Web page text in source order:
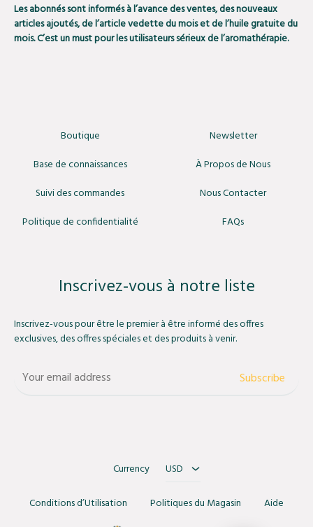
Les abonnés sont informés à l’avance des ventes, des nouveaux
articles ajoutés, de l’article vedette du mois et de l’huile gratuite du
mois. C’est un must pour les utilisateurs sérieux de l’aromathérapie.
Boutique
Base de connaissances
Suivi des commandes
Politique de confidentialité
Newsletter
À Propos de Nous
Nous Contacter
FAQs
Inscrivez-vous à notre liste
Inscrivez-vous pour être le premier à être informé des offres
exclusives, des offres spéciales et des produits à venir.
Currency USD
Conditions d’Utilisation Politiques du Magasin Aide